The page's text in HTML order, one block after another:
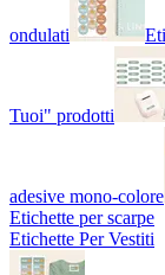
ondulati
Tuoi" prodotti
adesive mono-colore
Etichette per scarpe
Etichette Per Vestiti